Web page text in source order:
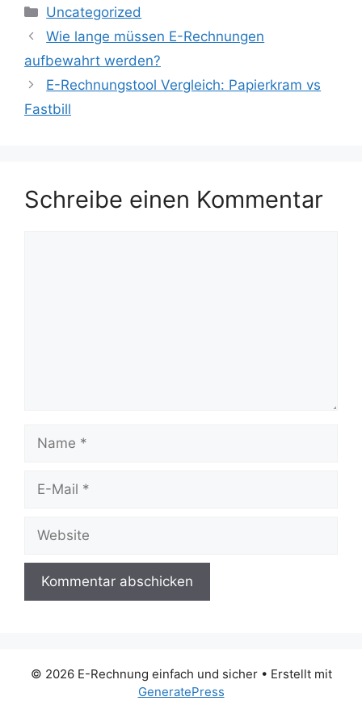
Kategorien
Uncategorized
Wie lange müssen E-Rechnungen
aufbewahrt werden?
E-Rechnungstool Vergleich: Papierkram vs
Fastbill
Schreibe einen Kommentar
Name
Website
© 2026 E-Rechnung einfach und sicher• Erstellt mit
GeneratePress